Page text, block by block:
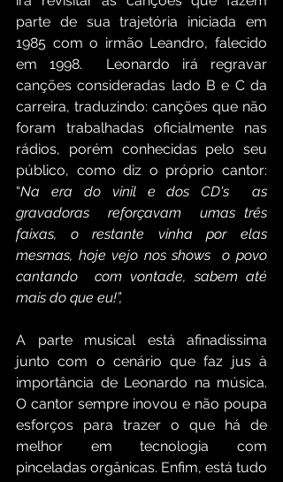
parte de sua trajetória iniciada em
1985 com o irmão Leandro, falecido
em 1998.  Leonardo irá regravar
canções consideradas lado B e C da
carreira, traduzindo: canções que não
foram trabalhadas oficialmente nas
rádios, porém conhecidas pelo seu
público, como diz o próprio cantor:
“Na era do vinil e dos CD's  as
gravadoras  reforçavam  umas três
faixas, o restante vinha por elas
mesmas, hoje vejo nos shows  o povo
cantando  com vontade, sabem até
mais do que eu!”,
A parte musical está afinadíssima
junto com o cenário que faz jus à
importância de Leonardo na música.
O cantor sempre inovou e não poupa
esforços para trazer o que há de
melhor em tecnologia com
pinceladas orgânicas. Enfim, está tudo